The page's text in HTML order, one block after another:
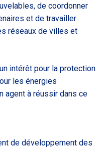
de coordonner
et de travailler
réseaux de villes et
intérêt pour la protection
les énergies
agent à réussir dans ce
de développement des